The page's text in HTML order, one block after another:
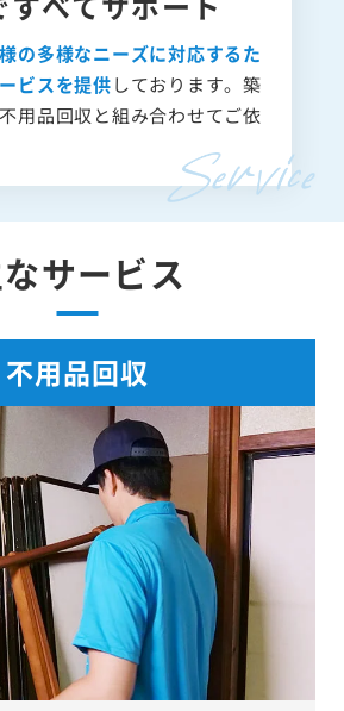
の多様なニーズに対応するた
ビスを提供しております。築
用品回収と組み合わせてご依
サービス
不用品回収